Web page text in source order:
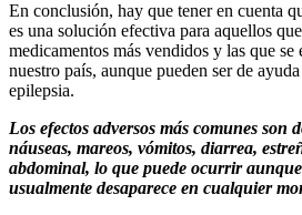
En conclusión, hay que tener en cuenta
es una solución efectiva para aquellos
medicamentos más vendidos y las que se
nuestro país, aunque pueden ser de
epilepsia.
Los efectos adversos más comunes son
náuseas, mareos, vómitos, diarrea,
abdominal, lo que puede ocurrir
usualmente desaparece en cualquier